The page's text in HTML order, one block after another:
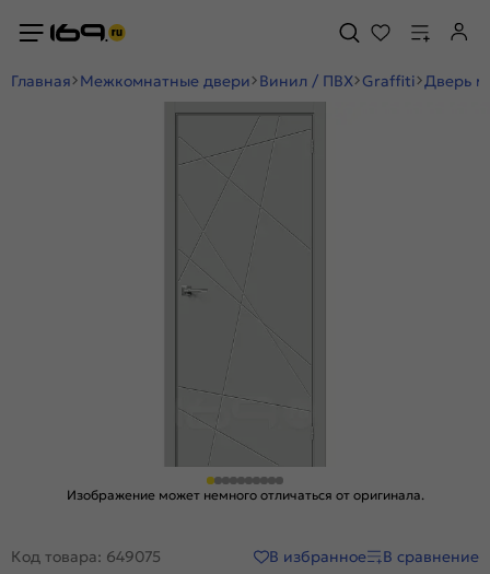
Главная Межкомнатные двери Винил / ПВХ Graffiti Дверь
Изображение может немного отличаться от оригинала.
Код товара: 649075 В избранное
В сравнение